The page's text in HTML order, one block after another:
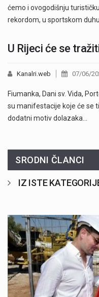
ćemo i ovogodišnju
rekordom, u sportskom duhu
U Rijeci će se
Kanalri.web 07/06/
Fiumanka, Dani sv. Vida,
su manifestacije koje će se
dodatni motiv dolazaka…
SRODNI ČLANCI
IZ ISTE